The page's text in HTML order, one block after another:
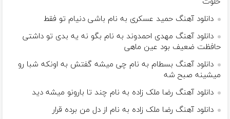
دانلود آهنگ حمید عسکری به نام باشی دنیام تو فقط
دانلود آهنگ مهدی احمدوند به نام بگو نه یه بدی تو داشتی
حافظت ضعیف بود عین ماهی
دانلود آهنگ بسطام به نام چی میشه گفتش به اونکه شبا رو
میشینه صبح شه
دانلود آهنگ رضا ملک زاده به نام چند تا بارونو میشه دید
دانلود آهنگ رضا ملک زاده به نام از دل من برده قرار